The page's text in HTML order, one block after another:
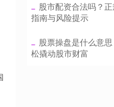
股市配资合法吗？
指南与风险提示
股票操盘是什么意
松撬动股市财富